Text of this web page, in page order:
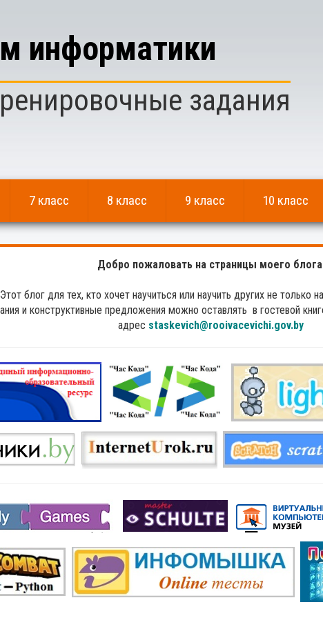
информатики
задания
7 класс 8 класс 9 класс 10 класс
Добро пожаловать на страницы моего
Этот блог для тех, кто хочет научиться или научить других не только
и конструктивные предложения можно оставлять в гостевой
адрес staskevich@rooivacevichi.gov.by